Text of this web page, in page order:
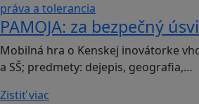
práva a tolerancia
PAMOJA: za bezpečný
Mobilná hra o Kenskej inovátorke
a SŠ; predmety: dejepis, geografia,…
Zistiť viac